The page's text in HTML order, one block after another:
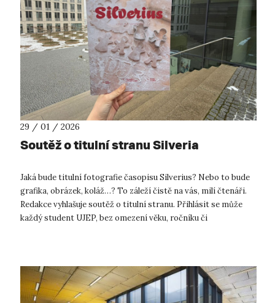
29 / 01 / 2026
Soutěž o titulní stranu Silveria
Jaká bude titulní fotografie časopisu Silverius? Nebo to bude
grafika, obrázek, koláž…? To záleží čistě na vás, milí čtenáři.
Redakce vyhlašuje soutěž o titulní stranu. Přihlásit se může
každý student UJEP, bez omezení věku, ročníku či